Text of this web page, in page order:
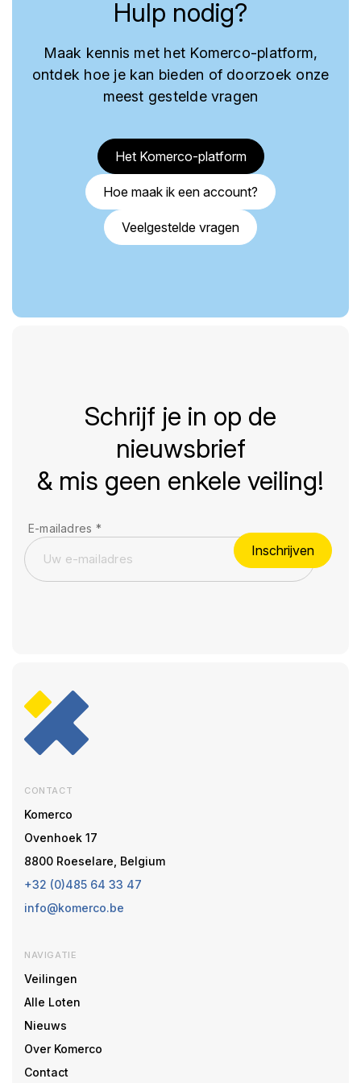
Hulp nodig?
Maak kennis met het Komerco-platform,
ontdek hoe je kan bieden of doorzoek onze
meest gestelde vragen
Het Komerco-platform
Hoe maak ik een account?
Veelgestelde vragen
Schrijf je in op de
nieuwsbrief
& mis geen enkele veiling!
E-mailadres *
Inschrijven
CONTACT
Komerco
Ovenhoek 17
8800 Roeselare, Belgium
+32 (0)485 64 33 47
info@komerco.be
NAVIGATIE
Veilingen
Alle Loten
Nieuws
Over Komerco
Contact